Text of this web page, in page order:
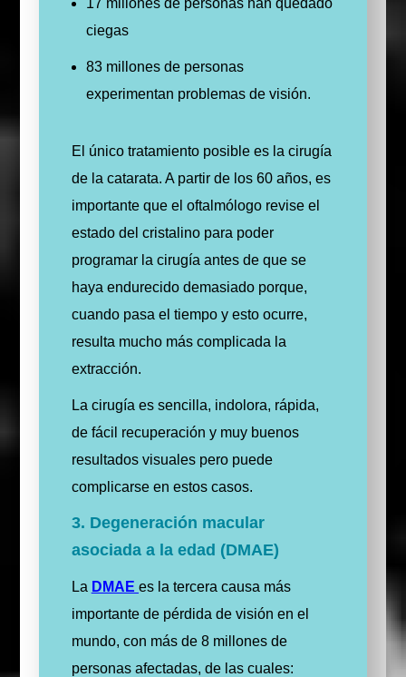
17 millones de personas han quedado
ciegas
83 millones de personas
experimentan problemas de visión.
El único tratamiento posible es la cirugía
de la catarata. A partir de los 60 años, es
importante que el oftalmólogo revise el
estado del cristalino para poder
programar la cirugía antes de que se
haya endurecido demasiado porque,
cuando pasa el tiempo y esto ocurre,
resulta mucho más complicada la
extracción.
La cirugía es sencilla, indolora, rápida,
de fácil recuperación y muy buenos
resultados visuales pero puede
complicarse en estos casos.
3. Degeneración macular
asociada a la edad (DMAE)
La DMAE es la tercera causa más
importante de pérdida de visión en el
mundo, con más de 8 millones de
personas afectadas, de las cuales: